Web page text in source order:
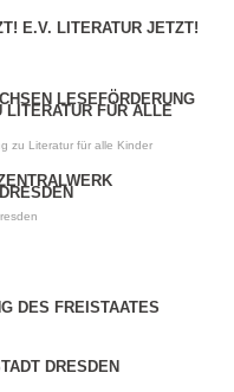
zu Literatur für alle Kinder